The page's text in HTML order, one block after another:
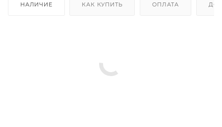
НАЛИЧИЕ КАК КУПИТЬ ОПЛАТА